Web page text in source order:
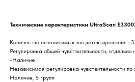
Технические характеристики UltraScan E3300:
Количество независимых зон детектирования -
Регулировка общей чувствительности,
-Наличие
Независимая регулировка чувствительности
Наличие, 6 групп